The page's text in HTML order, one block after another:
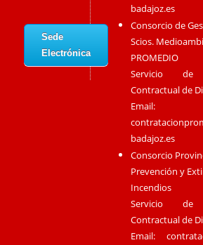
Sede
Electrónica
badajoz.es
Consorcio de
Scios.
PROMEDIO
Servicio de
Contractual de
Email:
badajoz.es
Consorcio
Prevención y
Incendios
Servicio de
Contractual de
Email: